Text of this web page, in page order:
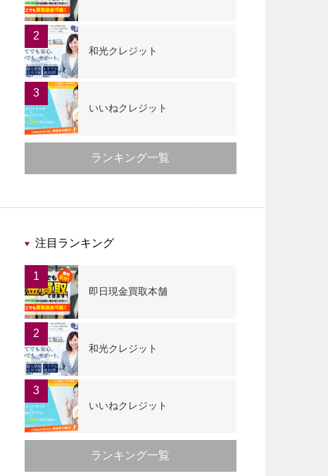
2
和光クレジット
3
いいねクレジット
ランキング一覧
注目ランキング
1
即日現金買取本舗
2
和光クレジット
3
いいねクレジット
ランキング一覧